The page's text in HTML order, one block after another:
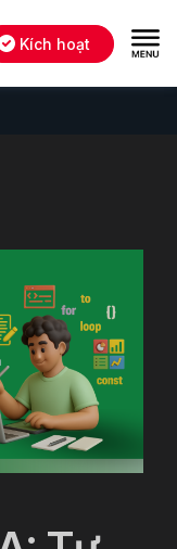
Kích hoạt